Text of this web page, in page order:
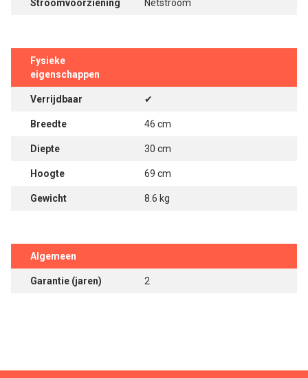
Stroomvoorziening Netstroom
Fysieke
eigenschappen
Verrijdbaar ✔
Breedte 46 cm
Diepte 30 cm
Hoogte 69 cm
Gewicht 8.6 kg
Algemeen
Garantie (jaren) 2